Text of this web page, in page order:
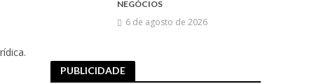
NEGÓCIOS
6 de agosto de 2026
PUBLICIDADE